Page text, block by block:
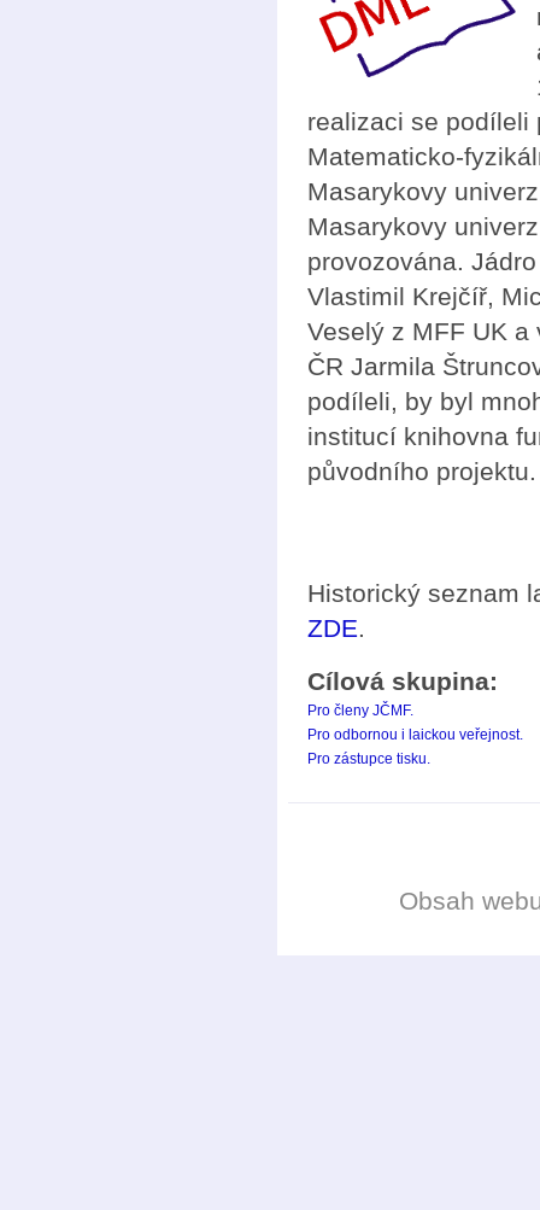
realizaci se podíleli
Matematicko-
Masarykovy
Masarykovy
provozována.
Vlastimil Krejčíř,
Veselý z MFF UK
ČR Jarmila
podíleli, by byl
institucí knihovna
původního projektu.
Historický seznam
ZDE.
Cílová skupina:
Pro členy JČMF.
Pro odbornou i laickou veřejnost.
Pro zástupce tisku.
Obsah